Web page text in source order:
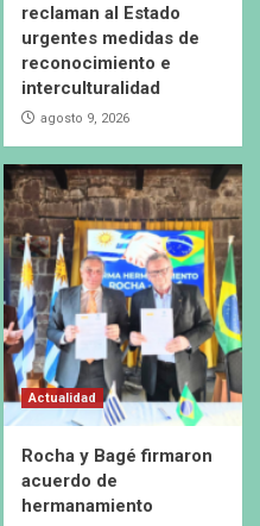
reclaman al Estado
urgentes medidas de
reconocimiento e
interculturalidad
agosto 9, 2026
Actualidad
Rocha y Bagé firmaron
acuerdo de
hermanamiento